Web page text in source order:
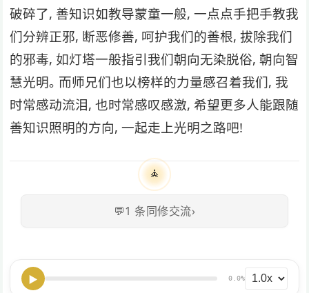
破碎了, 善知识如教导蒙童⼀般, ⼀点点⼿把⼿教我
们分辨正邪, 断恶修善, 呵护我们的善根, 拔除我们
的邪毒, 如灯塔⼀般指引我们朝向⽆染脱俗, 朝向智
慧光明｡ ⽽师兄们也以榜样的⼒量感召着我们, 我
时常感动流泪, 也时常感叹感激, 希望更多⼈能跟随
善知识照明的⽅向, ⼀起⾛上光明之路吧!
🧘
💬1 条同修交流›
▶ 0.0%